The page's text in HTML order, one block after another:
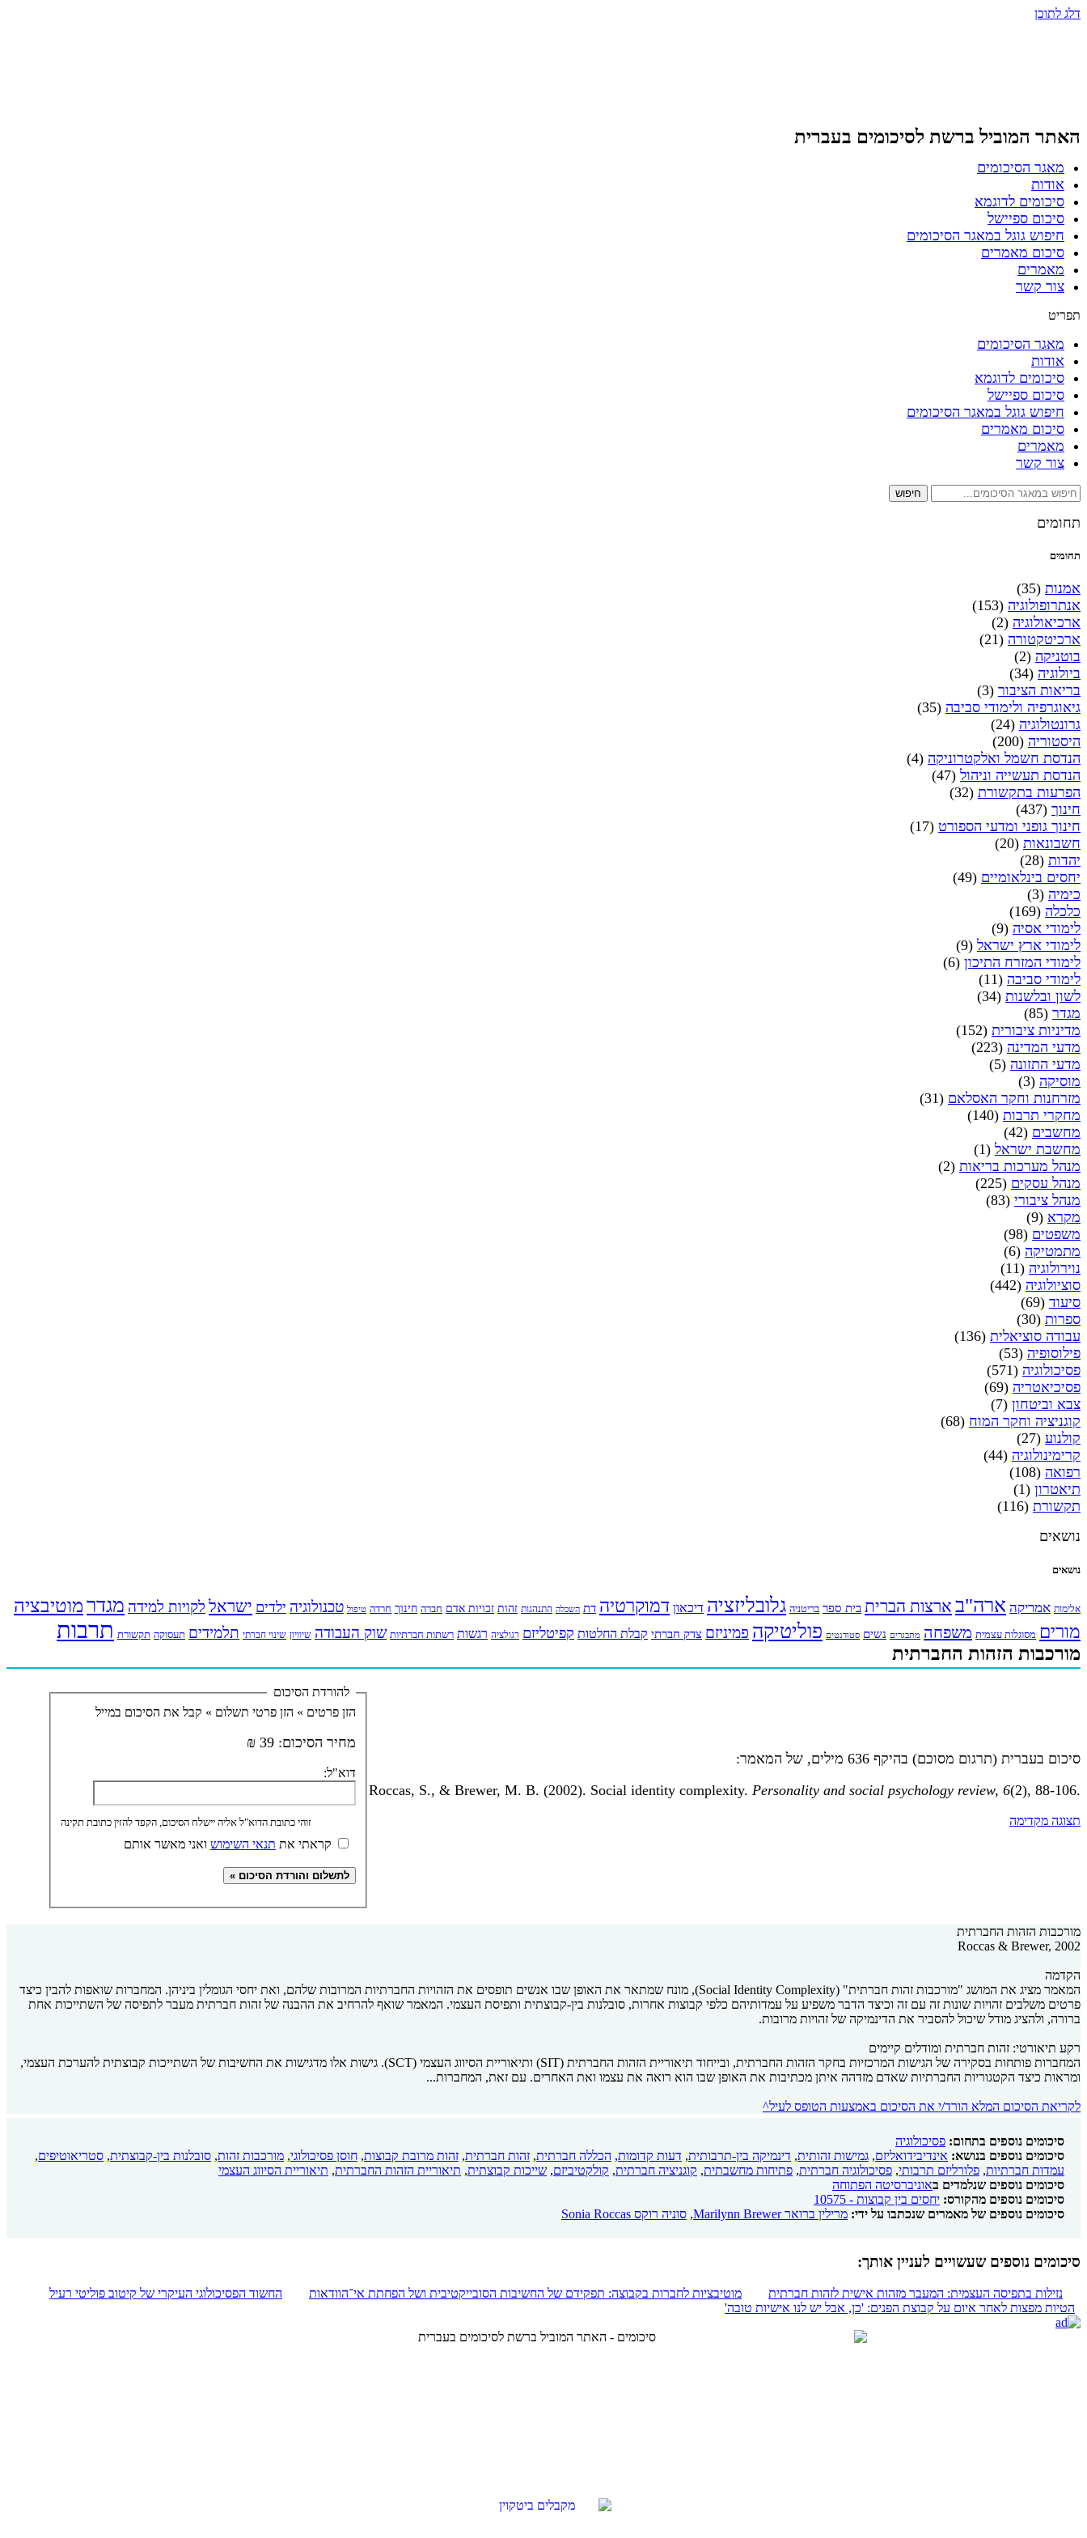
דלג לתוכן
האתר המוביל ברשת לסיכומים בעברית
מאגר הסיכומים
אודות
סיכומים לדוגמא
סיכום ספיישל
חיפוש גוגל במאגר הסיכומים
סיכום מאמרים
מאמרים
צור קשר
תפריט
מאגר הסיכומים
אודות
סיכומים לדוגמא
סיכום ספיישל
חיפוש גוגל במאגר הסיכומים
סיכום מאמרים
מאמרים
צור קשר
חיפוש
תחומים
תחומים
אמנות (35)
אנתרופולוגיה (153)
ארכיאולוגיה (2)
ארכיטקטורה (21)
בוטניקה (2)
ביולוגיה (34)
בריאות הציבור (3)
גיאוגרפיה ולימודי סביבה (35)
גרונטולוגיה (24)
היסטוריה (200)
הנדסת חשמל ואלקטרוניקה (4)
הנדסת תעשייה וניהול (47)
הפרעות בתקשורת (32)
חינוך (437)
חינוך גופני ומדעי הספורט (17)
חשבונאות (20)
יהדות (28)
יחסים בינלאומיים (49)
כימיה (3)
כלכלה (169)
לימודי אסיה (9)
לימודי ארץ ישראל (9)
לימודי המזרח התיכון (6)
לימודי סביבה (11)
לשון ובלשנות (34)
מגדר (85)
מדיניות ציבורית (152)
מדעי המדינה (223)
מדעי התזונה (5)
מוסיקה (3)
מזרחנות וחקר האסלאם (31)
מחקרי תרבות (140)
מחשבים (42)
מחשבת ישראל (1)
מנהל מערכות בריאות (2)
מנהל עסקים (225)
מנהל ציבורי (83)
מקרא (9)
משפטים (98)
מתמטיקה (6)
נוירולוגיה (11)
סוציולוגיה (442)
סיעוד (69)
ספרות (30)
עבודה סוציאלית (136)
פילוסופיה (53)
פסיכולוגיה (571)
פסיכיאטריה (69)
צבא וביטחון (7)
קוגניציה וחקר המוח (68)
קולנוע (27)
קרימינולוגיה (44)
רפואה (108)
תיאטרון (1)
תקשורת (116)
נושאים
נושאים
אלימות אמריקה ארה"ב ארצות הברית בית ספר בריטניה גלובליזציה דיכאון דמוקרטיה דת השכלה התנהגות זהות זכויות אדם חברה חינוך חרדה טיפול טכנולוגיה ילדים ישראל לקויות למידה מגדרמוטיבציה
מורים מסוגלות עצמית משפחה מתבגרים נשים סטודנטים פוליטיקה פמיניזם צדק חברתי קבלת החלטות קפיטליזם רגולציה רגשות רשתות חברתיות שוק העבודה שיוויון שינוי חברתי תלמידים תעסוקה תקשורת תרבות
מורכבות הזהות החברתית
סיכום בעברית (תרגום מסוכם) בהיקף 636 מילים, של המאמר:
Roccas, S., & Brewer, M. B. (2002). Social identity complexity. Personality and social psychology review, 6
תצוגה מקדימה
להורדת הסיכום
הזן פרטים » הזן פרטי תשלום » קבל את הסיכום במייל
מחיר הסיכום: 39 ₪
דוא"ל:
זוהי כתובת הדוא"ל אליה יישלח הסיכום, הקפד להזין כתובת תקינה
תנאי השימוש ואני מאשר אותם
מורכבות הזהות החברתית
Roccas & Brewer, 2002
הקדמה
המאמר מציג את המושג "מורכבות זהות חברתית" (Social Identity Complexity), מונח שמתאר את האופן שבו אנשים תופסים את הזהויות החברתיות המרובות שלהם, ואת יחסי הגומלין ביניהן. המחברות שואפות להבין כיצד
פרטים משלבים זהויות שונות זה עם זה וכיצד הדבר משפיע על עמדותיהם כלפי קבוצות אחרות, סובלנות בין-קבוצתית ותפיסת העצמי. המאמר שואף להרחיב את ההבנה של זהות חברתית מעבר לתפיסה של השתייכות אחת
ברורה, ולהציג מודל שיכול להסביר את הדינמיקה של זהויות מרובות.
רקע תיאורטי: זהות חברתית ומודלים קיימים
המחברות פותחות בסקירה של הגישות המרכזיות בחקר הזהות החברתית, ובייחוד תיאוריית הזהות החברתית (SIT) ותיאוריית הסיווג העצמי (SCT). גישות אלו מדגישות את החשיבות של השתייכות קבוצתית להערכת העצמי,
ומראות כיצד הקטגוריות החברתיות שאדם מזדהה איתן מכתיבות את האופן שבו הוא רואה את עצמו ואת האחרים. עם זאת, המחברות...
לקריאת הסיכום המלא הורד/י את הסיכום באמצעות הטופס לעיל^
סיכומים נוספים בתחום: פסיכולוגיה
סיכומים נוספים בנושא: אינדיבידואליזם, גמישות זהותית, דינמיקה בין-תרבותית, דעות קדומות, הכללה חברתית, זהות חברתית, זהות מרובת קבוצות, חוסן פסיכולוגי, מורכבות זהות, סובלנות בין-קבוצתית, סטריאוטיפים,
עמדות חברתיות, פלורליזם תרבותי, פסיכולוגיה חברתית, פתיחות מחשבתית, קוגניציה חברתית, קולקטיביזם, שייכות קבוצתית, תיאוריית הזהות החברתית, תיאוריית הסיווג העצמי
סיכומים נוספים שנלמדים באוניברסיטה הפתוחה
סיכומים נוספים מהקורס: יחסים בין קבוצות - 10575
סיכומים נוספים של מאמרים שנכתבו על ידי: מרילין ברואר Marilynn Brewer , סוניה רוקס Sonia Roccas
סיכומים נוספים שעשויים לעניין אותך:
נזילות בתפיסה העצמית: המעבר מזהות אישית לזהות חברתית מוטיבציות לחברות בקבוצה: תפקידם של החשיבות הסובייקטיבית ושל הפחתת אי־הוודאות
החשוד הפסיכולוגי העיקרי של קיטוב פוליטי רעיל
הטיות מפצות לאחר איום על קבוצת הפנים: 'כן, אבל יש לנו אישיות טובה'